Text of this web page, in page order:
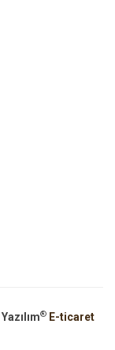
Yazılım® E-ticaret